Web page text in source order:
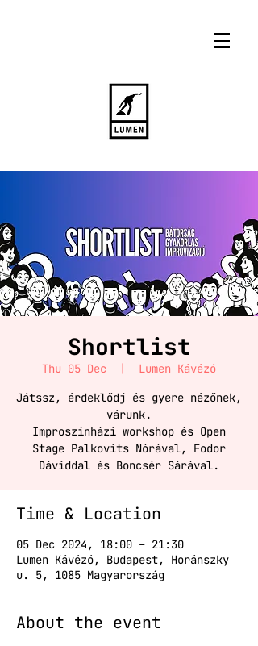
Shortlist
Thu 05 Dec
  |
Lumen Kávézó
Játssz, érdeklődj és gyere nézőnek,
várunk.
Improszínházi workshop és Open
Stage Palkovits Nórával, Fodor
Dáviddal és Boncsér Sárával.
Time & Location
05 Dec 2024, 18:00 – 21:30
Lumen Kávézó, Budapest, Horánszky
u. 5, 1085 Magyarország
About the event